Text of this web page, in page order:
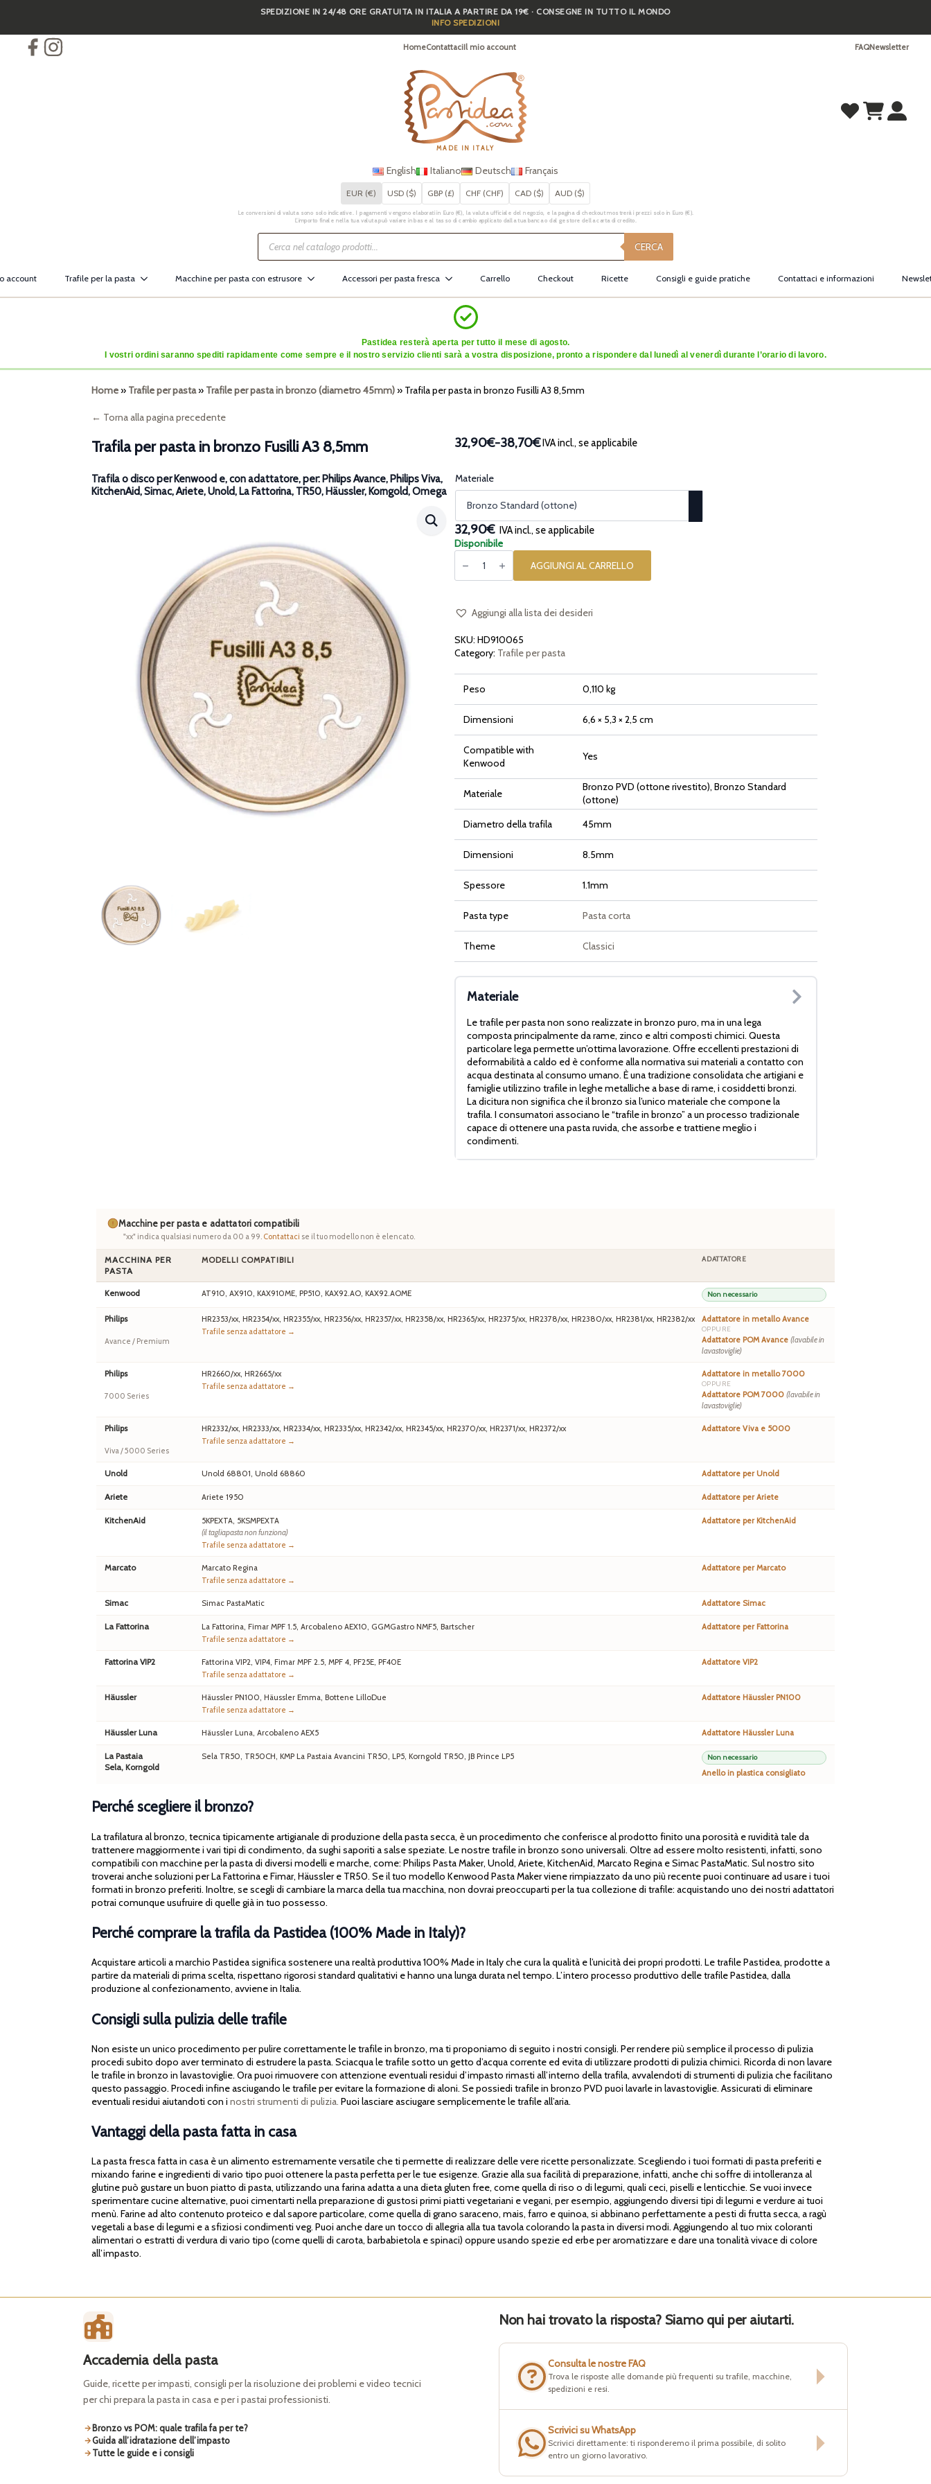
content
SPEDIZIONE IN 24/48 ORE GRATUITA IN ITALIA A PARTIRE DA 19€ · CONSEGNE IN TUTTO IL MONDO
INFO SPEDIZIONI
HomeContattaciIl mio account FAQNewsletter
MADE IN ITALY
English Italiano Deutsch Français
EUR (€) USD ($) GBP (£) CHF (CHF) CAD ($) AUD ($)
Le conversioni di valuta sono solo indicative. I pagamenti vengono elaborati in Euro (€), la valuta ufficiale del negozio, e la pagina di checkout mostrerà i prezzi solo in Euro (€).
L’importo finale nella tua valuta può variare in base al tasso di cambio applicato dalla tua banca o dal gestore della carta di credito.
Ricerca
prodotti CERCA
account Trafile per la pasta Macchine per pasta con estrusore Accessori per pasta fresca Carrello Checkout Ricette Consigli e guide pratiche Contattaci e informazioni
Pastidea resterà aperta per tutto il mese di agosto.
I vostri ordini saranno spediti rapidamente come sempre e il nostro servizio clienti sarà a vostra disposizione, pronto a rispondere dal lunedì al venerdì durante l’orario di lavoro.
Home» Trafile per pasta» Trafile per pasta in bronzo (diametro 45mm)» Trafila per pasta in bronzo Fusilli A3 8,5mm
← Torna alla pagina precedente
Trafila per pasta in bronzo Fusilli A3 8,5mm
Trafila o disco per Kenwood e, con adattatore, per: Philips Avance, Philips Viva,
KitchenAid, Simac, Ariete, Unold, La Fattorina, TR50, Häussler, Korngold, Omega
32,90€-38,70€
Fascia
prezzo:
da
32,90€
a
38,70€
IVA incl., se applicabile
Materiale
32,90€ IVA incl., se applicabile
Disponibile
Trafila
per
in
A3
8,5mm
AGGIUNGI AL CARRELLO
Aggiungi alla lista dei desideri
SKU: HD910065
Category: Trafile per pasta
Peso 0,110 kg
Dimensioni 6,6 × 5,3 × 2,5 cm
Compatible with
Kenwood
Yes
Materiale
Bronzo PVD (ottone rivestito), Bronzo Standard
(ottone)
Diametro della trafila
45mm
Dimensioni 8.5mm
Spessore 1.1mm
Pasta type Pasta corta
Theme Classici
Materiale
Le trafile per pasta non sono realizzate in bronzo puro, ma in una lega
composta principalmente da rame, zinco e altri composti chimici. Questa
particolare lega permette un’ottima lavorazione. Offre eccellenti prestazioni di
deformabilità a caldo ed è conforme alla normativa sui materiali a contatto con
acqua destinata al consumo umano. È una tradizione consolidata che artigiani e
famiglie utilizzino trafile in leghe metalliche a base di rame, i cosiddetti bronzi.
La dicitura non significa che il bronzo sia l’unico materiale che compone la
trafila. I consumatori associano le “trafile in bronzo” a un processo tradizionale
capace di ottenere una pasta ruvida, che assorbe e trattiene meglio i
condimenti.
Macchine per pasta e adattatori compatibili
"xx" indica qualsiasi numero da 00 a 99. Contattaci se il tuo modello non è elencato.
MACCHINA PER
PASTA
MODELLI COMPATIBILI ADATTATORE
Kenwood AT910, AX910, KAX910ME, PP510, KAX92.AO, KAX92.AOME Non necessario
Philips
Avance / Premium
HR2353/xx, HR2354/xx, HR2355/xx, HR2356/xx, HR2357/xx, HR2358/xx, HR2365/xx, HR2375/xx, HR2378/xx, HR2380/xx, HR2381/xx, HR2382/xx
Trafile senza adattatore →
Adattatore in metallo Avance
OPPURE
Adattatore POM Avance (lavabile in
lavastoviglie)
Philips
7000 Series
HR2660/xx, HR2665/xx
Trafile senza adattatore →
Adattatore in metallo 7000
OPPURE
Adattatore POM 7000 (lavabile in
lavastoviglie)
Philips
Viva / 5000 Series
HR2332/xx, HR2333/xx, HR2334/xx, HR2335/xx, HR2342/xx, HR2345/xx, HR2370/xx, HR2371/xx, HR2372/xx
Trafile senza adattatore →
Adattatore Viva e 5000
Unold Unold 68801, Unold 68860 Adattatore per Unold
Ariete Ariete 1950 Adattatore per Ariete
KitchenAid
5KPEXTA, 5KSMPEXTA
(il tagliapasta non funziona)
Trafile senza adattatore →
Adattatore per KitchenAid
Marcato
Marcato Regina
Trafile senza adattatore →
Adattatore per Marcato
Simac Simac PastaMatic Adattatore Simac
La Fattorina
La Fattorina, Fimar MPF 1.5, Arcobaleno AEX10, GGMGastro NMF5, Bartscher
Trafile senza adattatore →
Adattatore per Fattorina
Fattorina VIP2
Fattorina VIP2, VIP4, Fimar MPF 2.5, MPF 4, PF25E, PF40E
Trafile senza adattatore →
Adattatore VIP2
Häussler
Häussler PN100, Häussler Emma, Bottene LilloDue
Trafile senza adattatore →
Adattatore Häussler PN100
Häussler Luna Häussler Luna, Arcobaleno AEX5 Adattatore Häussler Luna
La Pastaia
Sela, Korngold
Sela TR50, TR50CH, KMP La Pastaia Avancini TR50, LP5, Korngold TR50, JB Prince LP5 Non necessario
Anello in plastica consigliato
Perché scegliere il bronzo?
La trafilatura al bronzo, tecnica tipicamente artigianale di produzione della pasta secca, è un procedimento che conferisce al prodotto finito una porosità e ruvidità tale da
trattenere maggiormente i vari tipi di condimento, da sughi saporiti a salse speziate. Le nostre trafile in bronzo sono universali. Oltre ad essere molto resistenti, infatti, sono
compatibili con macchine per la pasta di diversi modelli e marche, come: Philips Pasta Maker, Unold, Ariete, KitchenAid, Marcato Regina e Simac PastaMatic. Sul nostro sito
troverai anche soluzioni per La Fattorina e Fimar, Häussler e TR50. Se il tuo modello Kenwood Pasta Maker viene rimpiazzato da uno più recente puoi continuare ad usare i tuoi
formati in bronzo preferiti. Inoltre, se scegli di cambiare la marca della tua macchina, non dovrai preoccuparti per la tua collezione di trafile: acquistando uno dei nostri adattatori
potrai comunque usufruire di quelle già in tuo possesso.
Perché comprare la trafila da Pastidea (100% Made in Italy)?
Acquistare articoli a marchio Pastidea significa sostenere una realtà produttiva 100% Made in Italy che cura la qualità e l’unicità dei propri prodotti. Le trafile Pastidea, prodotte a
partire da materiali di prima scelta, rispettano rigorosi standard qualitativi e hanno una lunga durata nel tempo. L’intero processo produttivo delle trafile Pastidea, dalla
produzione al confezionamento, avviene in Italia.
Consigli sulla pulizia delle trafile
Non esiste un unico procedimento per pulire correttamente le trafile in bronzo, ma ti proponiamo di seguito i nostri consigli. Per rendere più semplice il processo di pulizia
procedi subito dopo aver terminato di estrudere la pasta. Sciacqua le trafile sotto un getto d’acqua corrente ed evita di utilizzare prodotti di pulizia chimici. Ricorda di non lavare
le trafile in bronzo in lavastoviglie. Ora puoi rimuovere con attenzione eventuali residui d’impasto rimasti all’interno della trafila, avvalendoti di strumenti di pulizia che facilitano
questo passaggio. Procedi infine asciugando le trafile per evitare la formazione di aloni. Se possiedi trafile in bronzo PVD puoi lavarle in lavastoviglie. Assicurati di eliminare
eventuali residui aiutandoti con i nostri strumenti di pulizia. Puoi lasciare asciugare semplicemente le trafile all’aria.
Vantaggi della pasta fatta in casa
La pasta fresca fatta in casa è un alimento estremamente versatile che ti permette di realizzare delle vere ricette personalizzate. Scegliendo i tuoi formati di pasta preferiti e
mixando farine e ingredienti di vario tipo puoi ottenere la pasta perfetta per le tue esigenze. Grazie alla sua facilità di preparazione, infatti, anche chi soffre di intolleranza al
glutine può gustare un buon piatto di pasta, utilizzando una farina adatta a una dieta gluten free, come quella di riso o di legumi, quali ceci, piselli e lenticchie. Se vuoi invece
sperimentare cucine alternative, puoi cimentarti nella preparazione di gustosi primi piatti vegetariani e vegani, per esempio, aggiungendo diversi tipi di legumi e verdure ai tuoi
menù. Farine ad alto contenuto proteico e dal sapore particolare, come quella di grano saraceno, mais, farro e quinoa, si abbinano perfettamente a pesti di frutta secca, a ragù
vegetali a base di legumi e a sfiziosi condimenti veg. Puoi anche dare un tocco di allegria alla tua tavola colorando la pasta in diversi modi. Aggiungendo al tuo mix coloranti
alimentari o estratti di verdura di vario tipo (come quelli di carota, barbabietola e spinaci) oppure usando spezie ed erbe per aromatizzare e dare una tonalità vivace di colore
all’impasto.
Accademia della pasta
Guide, ricette per impasti, consigli per la risoluzione dei problemi e video tecnici
per chi prepara la pasta in casa e per i pastai professionisti.
Bronzo vs POM: quale trafila fa per te?
Guida all’idratazione dell’impasto
Tutte le guide e i consigli
Non hai trovato la risposta? Siamo qui per aiutarti.
Consulta le nostre FAQ
Trova le risposte alle domande più frequenti su trafile, macchine,
spedizioni e resi.
Scrivici su WhatsApp
Scrivici direttamente: ti risponderemo il prima possibile, di solito
entro un giorno lavorativo.